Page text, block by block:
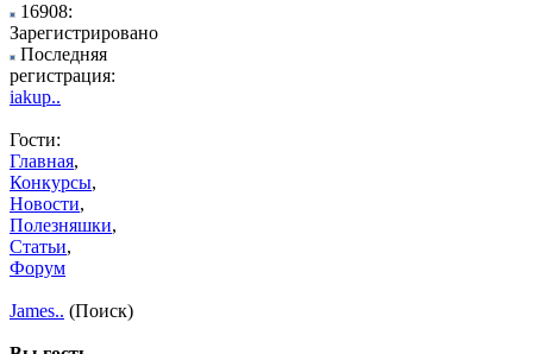
16908:
Зарегистрировано
Последняя
регистрация:
iakup..
Гости:
Главная,
Конкурсы,
Новости,
Полезняшки,
Статьи,
Форум
James.. (Поиск)